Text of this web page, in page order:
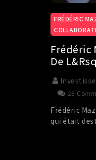
FRÉDÉRIC
Frédéric
De
26
Frédéric
qui était